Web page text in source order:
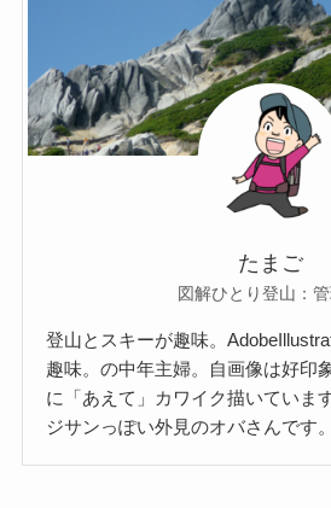
たまご
図解ひとり登山：
登山とスキーが趣味。
趣味。の中年主婦。自画像は好印
に「あえて」カワイク描いていま
ジサンっぽい外見のオバさんです。